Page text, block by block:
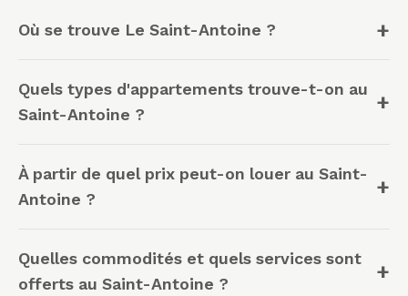
Où se trouve Le Saint-Antoine ?
Quels types d'appartements trouve-t-on au
Saint-Antoine ?
À partir de quel prix peut-on louer au Saint-
Antoine ?
Quelles commodités et quels services sont
offerts au Saint-Antoine ?